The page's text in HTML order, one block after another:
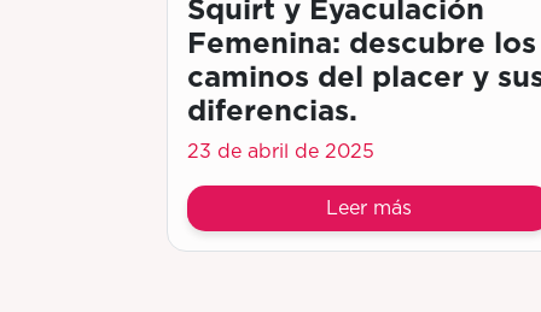
Squirt y Eyaculación
Femenina: descubre los
caminos del placer y
diferencias.
23 de abril de 2025
Leer más